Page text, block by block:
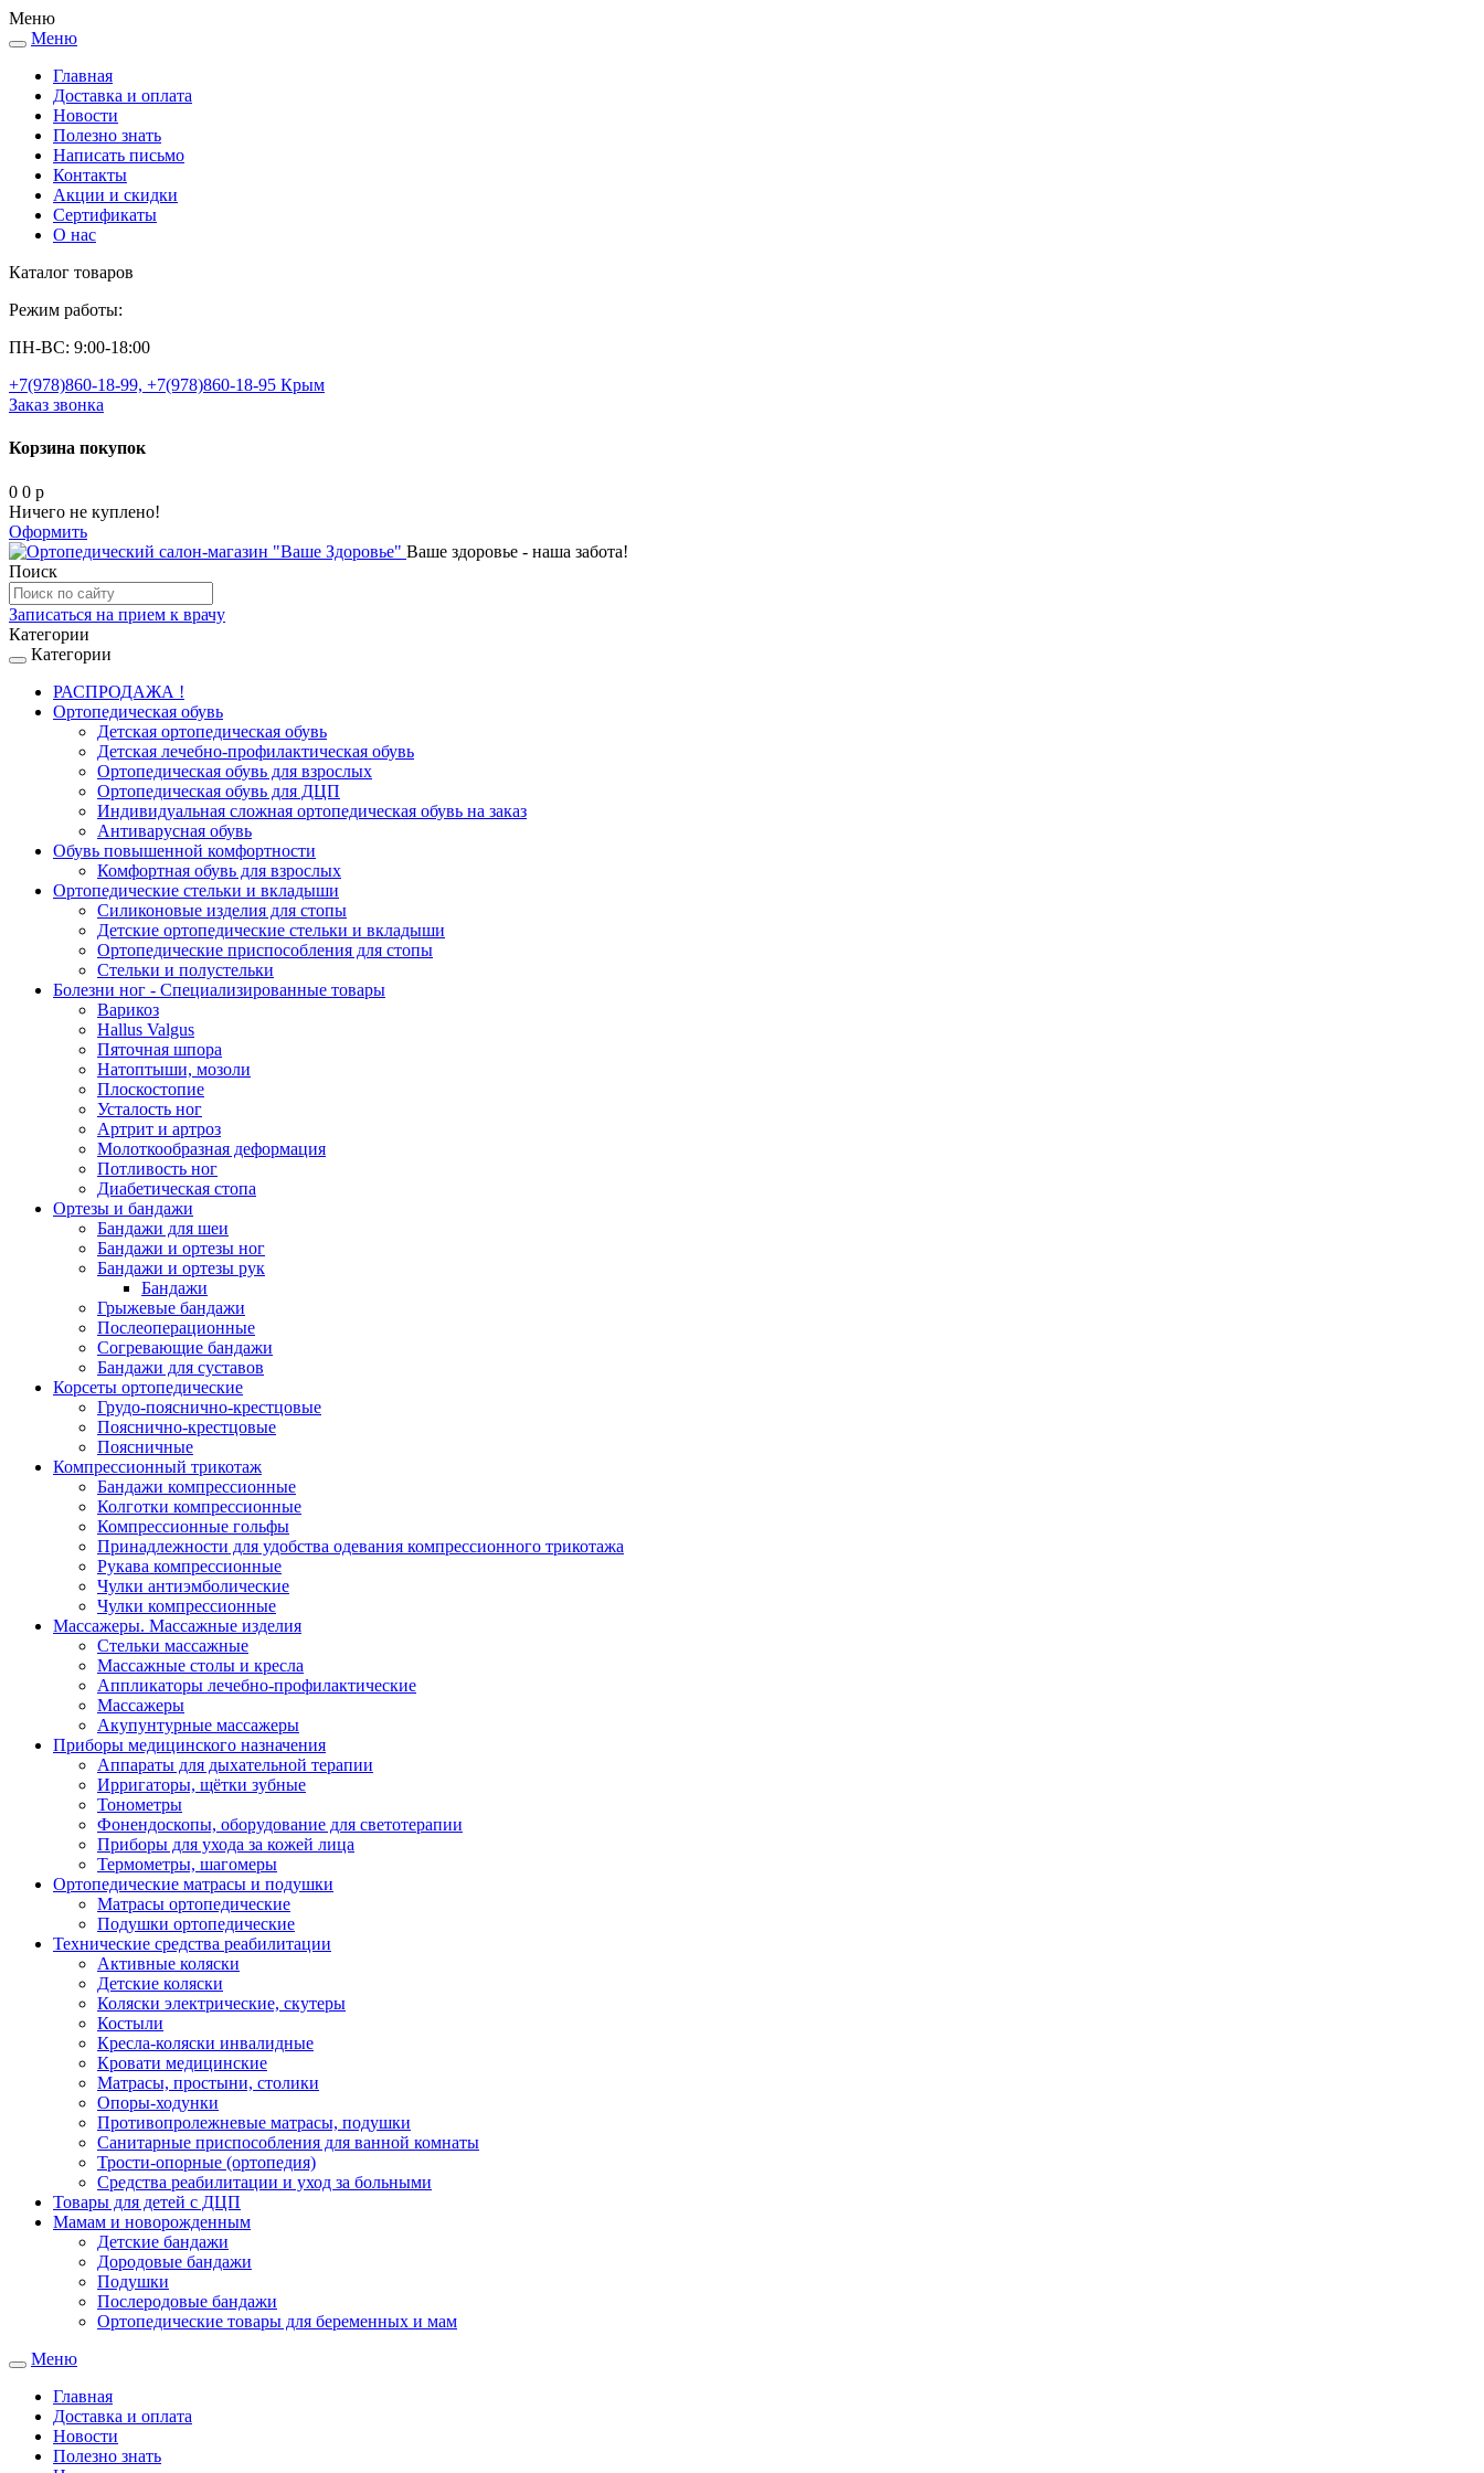
Меню
Toggle
navigation
Меню
Главная
Доставка и оплата
Новости
Полезно знать
Написать письмо
Контакты
Акции и скидки
Сертификаты
О нас
Каталог товаров
Режим работы:
ПН-BC: 9:00-18:00
+7(978)860-18-99, +7(978)860-18-95 Крым
Заказ звонка
Корзина покупок
0 0 р
Ничего не куплено!
Оформить
Ваше здоровье - наша забота!
Поиск
Записаться на прием к врачу
Категории
Toggle
navigation
Категории
РАСПРОДАЖА !
Ортопедическая обувь
Детская ортопедическая обувь
Детская лечебно-профилактическая обувь
Ортопедическая обувь для взрослых
Ортопедическая обувь для ДЦП
Индивидуальная сложная ортопедическая обувь на заказ
Антиварусная обувь
Обувь повышенной комфортности
Комфортная обувь для взрослых
Ортопедические стельки и вкладыши
Cиликоновые изделия для стопы
Детские ортопедические стельки и вкладыши
Ортопедические приспособления для стопы
Стельки и полустельки
Болезни ног - Специализированные товары
Варикоз
Hallus Valgus
Пяточная шпора
Натоптыши, мозоли
Плоскостопие
Усталость ног
Артрит и артроз
Молоткообразная деформация
Потливость ног
Диабетическая стопа
Ортезы и бандажи
Бандажи для шеи
Бандажи и ортезы ног
Бандажи и ортезы рук
Бандажи
Грыжевые бандажи
Послеоперационные
Согревающие бандажи
Бандажи для суставов
Корсеты ортопедические
Грудо-пояснично-крестцовые
Пояснично-крестцовые
Поясничные
Компрессионный трикотаж
Бандажи компрессионные
Колготки компрессионные
Компрессионные гольфы
Принадлежности для удобства одевания компрессионного трикотажа
Рукава компрессионные
Чулки антиэмболические
Чулки компрессионные
Массажеры. Массажные изделия
Стельки массажные
Массажные столы и кресла
Аппликаторы лечебно-профилактические
Массажеры
Акупунтурные массажеры
Приборы медицинского назначения
Аппараты для дыхательной терапии
Ирригаторы, щётки зубные
Тонометры
Фонендоскопы, оборудование для светотерапии
Приборы для ухода за кожей лица
Термометры, шагомеры
Ортопедические матрасы и подушки
Матрасы ортопедические
Подушки ортопедические
Технические средства реабилитации
Активные коляски
Детские коляски
Коляски электрические, скутеры
Костыли
Кресла-коляски инвалидные
Кровати медицинские
Матрасы, простыни, столики
Опоры-ходунки
Противопролежневые матрасы, подушки
Санитарные приспособления для ванной комнаты
Трости-опорные (ортопедия)
Средства реабилитации и уход за больными
Товары для детей с ДЦП
Мамам и новорожденным
Детские бандажи
Дородовые бандажи
Подушки
Послеродовые бандажи
Ортопедические товары для беременных и мам
Toggle
navigation
Меню
Главная
Доставка и оплата
Новости
Полезно знать